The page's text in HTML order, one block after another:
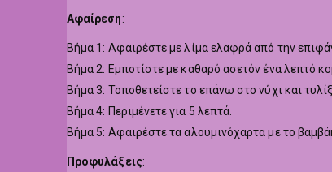
Αφαίρεση:
Βήμα 1: Αφαιρέστε με λίμα ελαφρά από την
Βήμα 2: Εμποτίστε με καθαρό ασετόν ένα λεπτό
Βήμα 3: Τοποθετείστε το επάνω στο νύχι και
Βήμα 4: Περιμένετε για 5 λεπτά.
Βήμα 5: Αφαιρέστε τα αλουμινόχαρτα με το
Προφυλάξεις: